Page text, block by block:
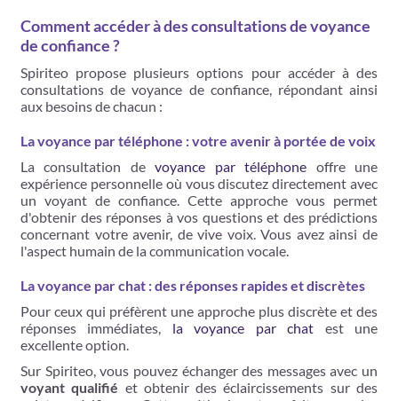
Comment accéder à des consultations de voyance
de confiance ?
Spiriteo propose plusieurs options pour accéder à des
consultations de voyance de confiance, répondant ainsi
aux besoins de chacun :
La voyance par téléphone : votre avenir à portée de voix
La consultation devoyance par téléphone offre une
expérience personnelle où vous discutez directement avec
un voyant de confiance. Cette approche vous permet
d'obtenir des réponses à vos questions et des prédictions
concernant votre avenir, de vive voix. Vous avez ainsi de
l'aspect humain de la communication vocale.
La voyance par chat : des réponses rapides et discrètes
Pour ceux qui préfèrent une approche plus discrète et des
réponses immédiates, la voyance par chat est une
excellente option.
Sur Spiriteo, vous pouvez échanger des messages avec un
voyant qualifié et obtenir des éclaircissements sur des